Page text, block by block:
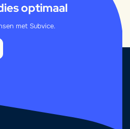
optimaal
met Subvice.